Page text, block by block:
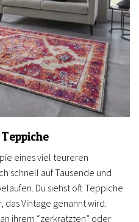
eines viel teureren
schnell auf Tausende und
Du siehst oft Teppiche
Vintage genannt wird.
ihrem “zerkratzten” oder